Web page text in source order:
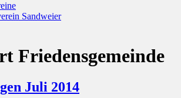
Sandweier
Friedensgemeinde
Juli 2014